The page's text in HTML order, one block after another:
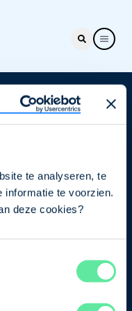
te analyseren, te
informatie te voorzien.
deze cookies?